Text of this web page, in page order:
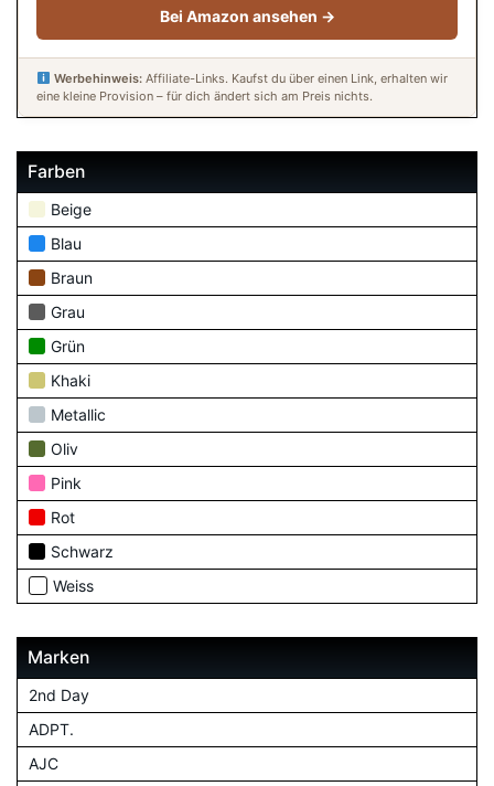
Bei Amazon ansehen →
Werbehinweis:Affiliate-Links. Kaufst du über einen Link, erhalten wir
eine kleine Provision – für dich ändert sich am Preis nichts.
Farben
Beige
Blau
Braun
Grau
Grün
Khaki
Metallic
Oliv
Pink
Rot
Schwarz
Weiss
Marken
2nd Day
ADPT.
AJC